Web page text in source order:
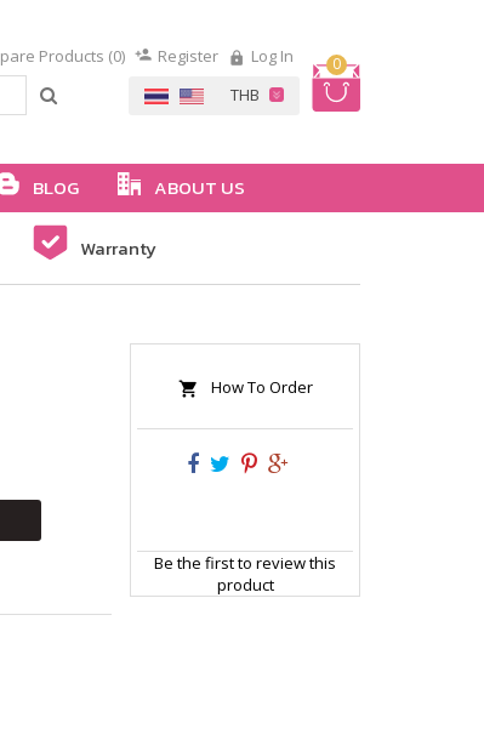
0
Products (0) Register Log In
BLOG ABOUT US
Warranty
How To Order
Be the first to review this
product